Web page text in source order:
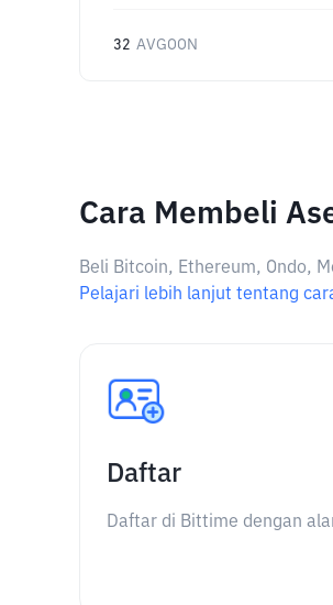
32 AVGOON
Cara Membeli
Beli Bitcoin, Ethereum, Ondo,
Pelajari lebih lanjut tentang
Daftar
Daftar di Bittime dengan